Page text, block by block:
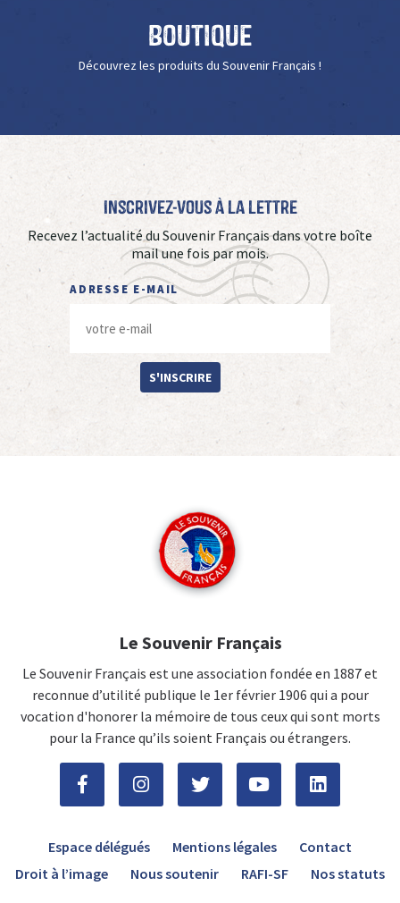
Boutique
Découvrez les produits du Souvenir Français !
Inscrivez-vous à La Lettre
Recevez l’actualité du Souvenir Français dans votre boîte
mail une fois par mois.
ADRESSE E-MAIL
S'INSCRIRE
Le Souvenir Français
Le Souvenir Français est une association fondée en 1887 et
reconnue d’utilité publique le 1er février 1906 qui a pour
vocation d'honorer la mémoire de tous ceux qui sont morts
pour la France qu’ils soient Français ou étrangers.
Espace délégués Mentions légales
Contact
Droit à l’image
Nous soutenir RAFI-SF Nos statuts